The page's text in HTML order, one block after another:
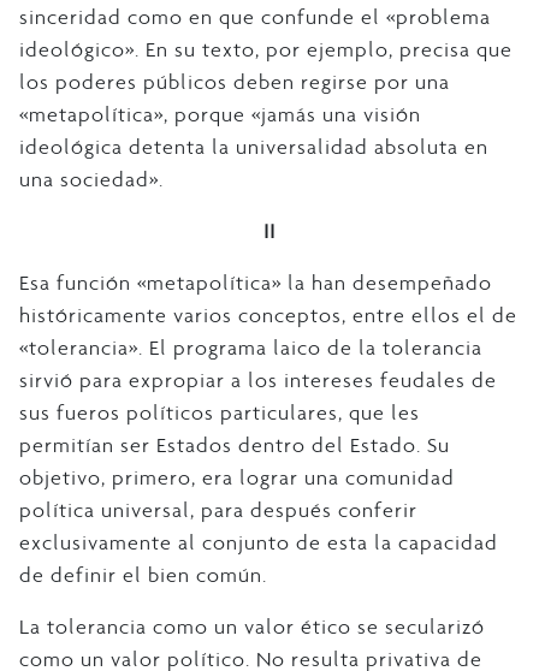
sinceridad como en que confunde el «problema
ideológico». En su texto, por ejemplo, precisa que
los poderes públicos deben regirse por una
«metapolítica», porque «jamás una visión
ideológica detenta la universalidad absoluta en
una sociedad».
II
Esa función «metapolítica» la han desempeñado
históricamente varios conceptos, entre ellos el de
«tolerancia». El programa laico de la tolerancia
sirvió para expropiar a los intereses feudales de
sus fueros políticos particulares, que les
permitían ser Estados dentro del Estado. Su
objetivo, primero, era lograr una comunidad
política universal, para después conferir
exclusivamente al conjunto de esta la capacidad
de definir el bien común.
La tolerancia como un valor ético se secularizó
como un valor político. No resulta privativa de